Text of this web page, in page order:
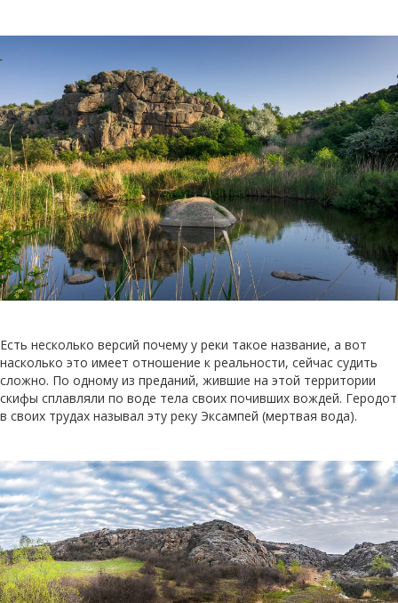
Есть несколько версий почему у реки такое название, а вот
насколько это имеет отношение к реальности, сейчас судить
сложно. По одному из преданий, жившие на этой территории
скифы сплавляли по воде тела своих почивших вождей. Геродот
в своих трудах называл эту реку Эксампей (мертвая вода).